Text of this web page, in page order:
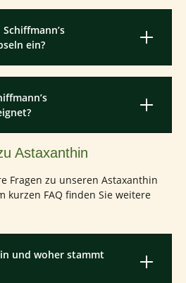
ein?
Astaxanthin
Fragen zu unseren Astaxanthin
kurzen FAQ finden Sie weitere
und woher stammt